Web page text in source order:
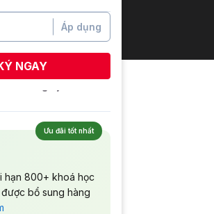
Áp dụng
NGAY
Ưu đãi tốt nhất
hạn 800+ khoá học
bổ sung hàng